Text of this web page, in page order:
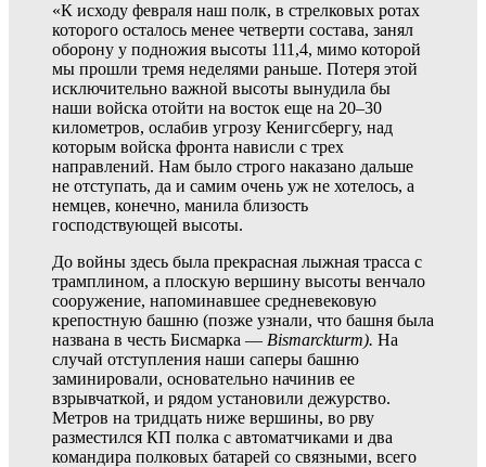
«К исходу февраля наш полк, в стрелковых ротах
которого осталось менее четверти состава, занял
оборону у подножия высоты 111,4, мимо которой
мы прошли тремя неделями раньше. Потеря этой
исключительно важной высоты вынудила бы
наши войска отойти на восток еще на 20–30
километров, ослабив угрозу Кенигсбергу, над
которым войска фронта нависли с трех
направлений. Нам было строго наказано дальше
не отступать, да и самим очень уж не хотелось, а
немцев, конечно, манила близость
господствующей высоты.
До войны здесь была прекрасная лыжная трасса с
трамплином, а плоскую вершину высоты венчало
сооружение, напоминавшее средневековую
крепостную башню (позже узнали, что башня была
названа в честь Бисмарка — Bismarckturm). На
случай отступления наши саперы башню
заминировали, основательно начинив ее
взрывчаткой, и рядом установили дежурство.
Метров на тридцать ниже вершины, во рву
разместился КП полка с автоматчиками и два
командира полковых батарей со связными, всего